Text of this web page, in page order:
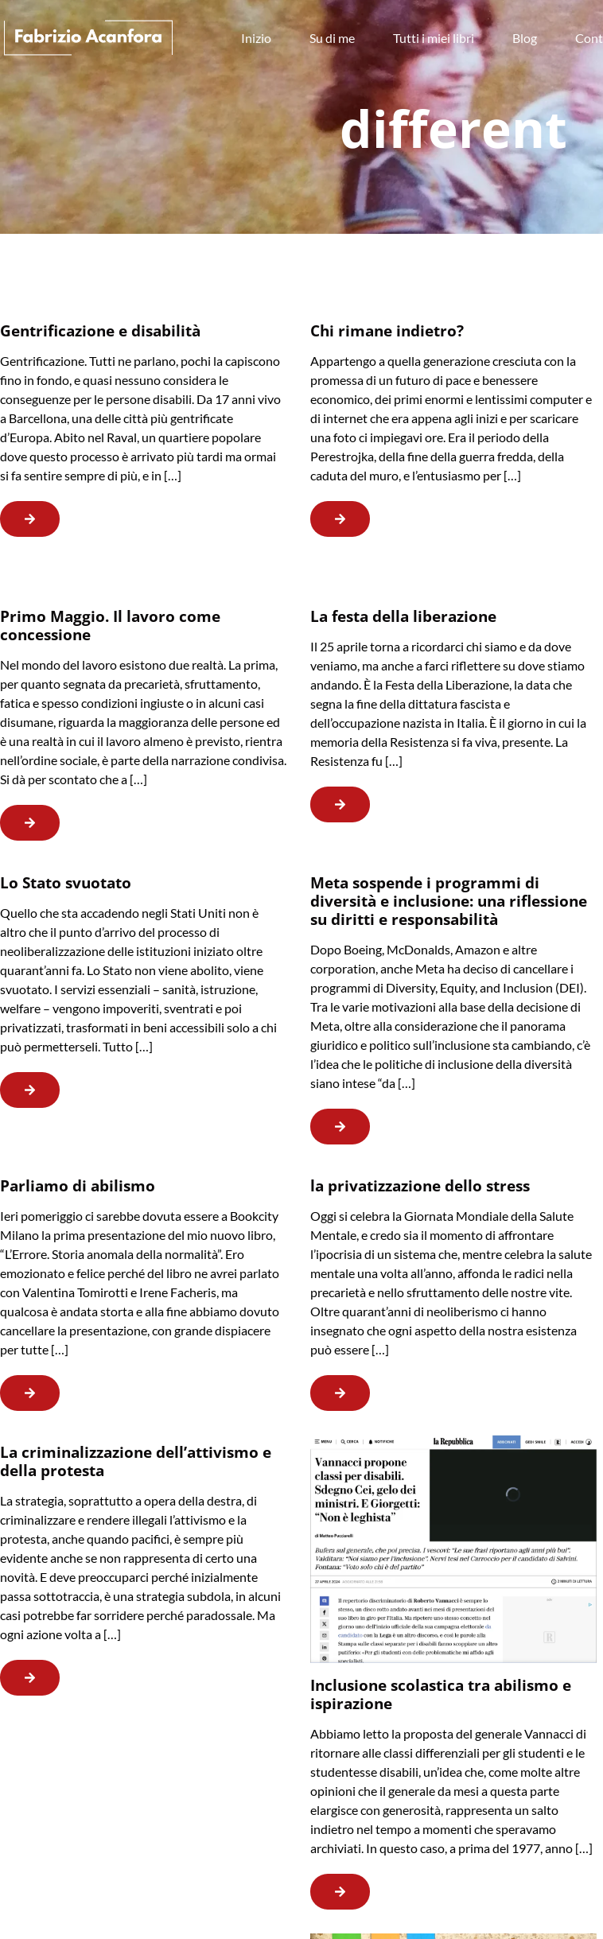
Inizio Su di me Tutti i miei libri Blog
different
Gentrificazione e disabilità
Gentrificazione. Tutti ne parlano, pochi la capiscono
fino in fondo, e quasi nessuno considera le
conseguenze per le persone disabili. Da 17 anni vivo
a Barcellona, una delle città più gentrificate
d’Europa. Abito nel Raval, un quartiere popolare
dove questo processo è arrivato più tardi ma ormai
si fa sentire sempre di più, e in […]
Chi rimane indietro?
Appartengo a quella generazione cresciuta con la
promessa di un futuro di pace e benessere
economico, dei primi enormi e lentissimi computer e
di internet che era appena agli inizi e per scaricare
una foto ci impiegavi ore. Era il periodo della
Perestrojka, della fine della guerra fredda, della
caduta del muro, e l’entusiasmo per […]
Primo Maggio. Il lavoro come
concessione
Nel mondo del lavoro esistono due realtà. La prima,
per quanto segnata da precarietà, sfruttamento,
fatica e spesso condizioni ingiuste o in alcuni casi
disumane, riguarda la maggioranza delle persone ed
è una realtà in cui il lavoro almeno è previsto, rientra
nell’ordine sociale, è parte della narrazione condivisa.
Si dà per scontato che a […]
La festa della liberazione
Il 25 aprile torna a ricordarci chi siamo e da dove
veniamo, ma anche a farci riflettere su dove stiamo
andando. È la Festa della Liberazione, la data che
segna la fine della dittatura fascista e
dell’occupazione nazista in Italia. È il giorno in cui la
memoria della Resistenza si fa viva, presente. La
Resistenza fu […]
Lo Stato svuotato
Quello che sta accadendo negli Stati Uniti non è
altro che il punto d’arrivo del processo di
neoliberalizzazione delle istituzioni iniziato oltre
quarant’anni fa. Lo Stato non viene abolito, viene
svuotato. I servizi essenziali – sanità, istruzione,
welfare – vengono impoveriti, sventrati e poi
privatizzati, trasformati in beni accessibili solo a chi
può permetterseli. Tutto […]
Meta sospende i programmi di
diversità e inclusione: una riflessione
su diritti e responsabilità
Dopo Boeing, McDonalds, Amazon e altre
corporation, anche Meta ha deciso di cancellare i
programmi di Diversity, Equity, and Inclusion (DEI).
Tra le varie motivazioni alla base della decisione di
Meta, oltre alla considerazione che il panorama
giuridico e politico sull’inclusione sta cambiando, c’è
l’idea che le politiche di inclusione della diversità
siano intese “da […]
Parliamo di abilismo
Ieri pomeriggio ci sarebbe dovuta essere a Bookcity
Milano la prima presentazione del mio nuovo libro,
“L’Errore. Storia anomala della normalità”. Ero
emozionato e felice perché del libro ne avrei parlato
con Valentina Tomirotti e Irene Facheris, ma
qualcosa è andata storta e alla fine abbiamo dovuto
cancellare la presentazione, con grande dispiacere
per tutte […]
la privatizzazione dello stress
Oggi si celebra la Giornata Mondiale della Salute
Mentale, e credo sia il momento di affrontare
l’ipocrisia di un sistema che, mentre celebra la salute
mentale una volta all’anno, affonda le radici nella
precarietà e nello sfruttamento delle nostre vite.
Oltre quarant’anni di neoliberismo ci hanno
insegnato che ogni aspetto della nostra esistenza
può essere […]
La criminalizzazione dell’attivismo e
della protesta
La strategia, soprattutto a opera della destra, di
criminalizzare e rendere illegali l’attivismo e la
protesta, anche quando pacifici, è sempre più
evidente anche se non rappresenta di certo una
novità. E deve preoccuparci perché inizialmente
passa sottotraccia, è una strategia subdola, in alcuni
casi potrebbe far sorridere perché paradossale. Ma
ogni azione volta a […]
Inclusione scolastica tra abilismo e
ispirazione
Abbiamo letto la proposta del generale Vannacci di
ritornare alle classi differenziali per gli studenti e le
studentesse disabili, un’idea che, come molte altre
opinioni che il generale da mesi a questa parte
elargisce con generosità, rappresenta un salto
indietro nel tempo a momenti che speravamo
archiviati. In questo caso, a prima del 1977, anno […]